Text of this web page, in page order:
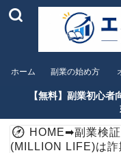
ホーム 副業の始め方
【無料】副業初心
HOME➡副業検
(MILLION LIFE)は詐